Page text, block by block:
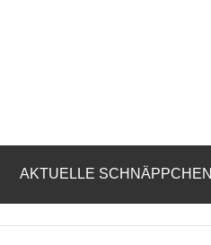
AKTUELLE SCHNÄPPCHEN